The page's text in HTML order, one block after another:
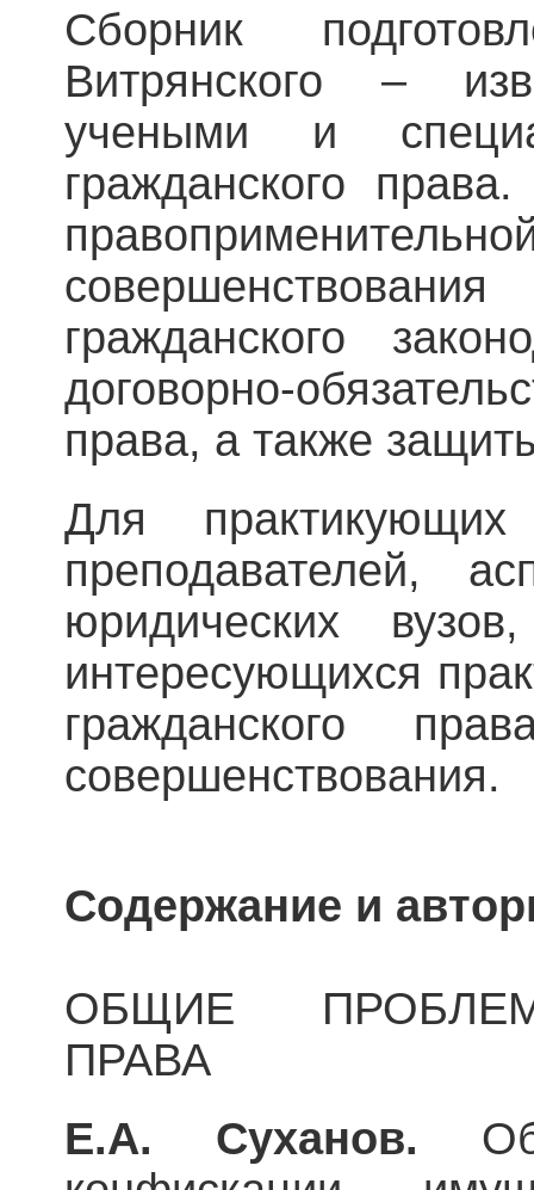
Сборник
Витрянского –
учеными и
гражданского
гражданского
договорно-
права, а также
Для
преподавателей,
юридических
интересующихся
гражданского
совершенствования.
Содержание и
ОБЩИЕ
ПРАВА
Е.А. Суханов. Об